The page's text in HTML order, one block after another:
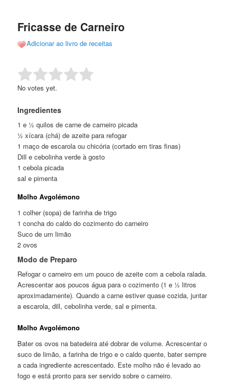
conteúdo
conteúdo
Fricasse de Carneiro
Adicionar ao livro de receitas
Rate this item: Submit Rating
No votes yet.
Ingredientes
1 e ½ quilos de carne de carneiro picada
½ xícara (chá) de azeite para refogar
1 maço de escarola ou chicória (cortado em tiras finas)
Dill e cebolinha verde à gosto
1 cebola picada
sal e pimenta
Molho Avgolémono
1 colher (sopa) de farinha de trigo
1 concha do caldo do cozimento do carneiro
Suco de um limão
2 ovos
Modo de Preparo
Refogar o carneiro em um pouco de azeite com a cebola ralada.
Acrescentar aos poucos água para o cozimento (1 e ½ litros
aproximadamente). Quando a carne estiver quase cozida, juntar
a escarola, dill, cebolinha verde, sal e pimenta.
Molho Avgolémono
Bater os ovos na batedeira até dobrar de volume. Acrescentar o
suco de limão, a farinha de trigo e o caldo quente, bater sempre
a cada ingrediente acrescentado. Este molho não é levado ao
fogo e está pronto para ser servido sobre o carneiro.